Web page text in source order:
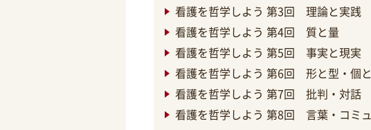
看護を哲学しよう 第3回 理論と実践
看護を哲学しよう 第4回 質と量
看護を哲学しよう 第5回 事実と現実
看護を哲学しよう 第6回 形と型・個
看護を哲学しよう 第7回 批判・対話
看護を哲学しよう 第8回 言葉・コミ